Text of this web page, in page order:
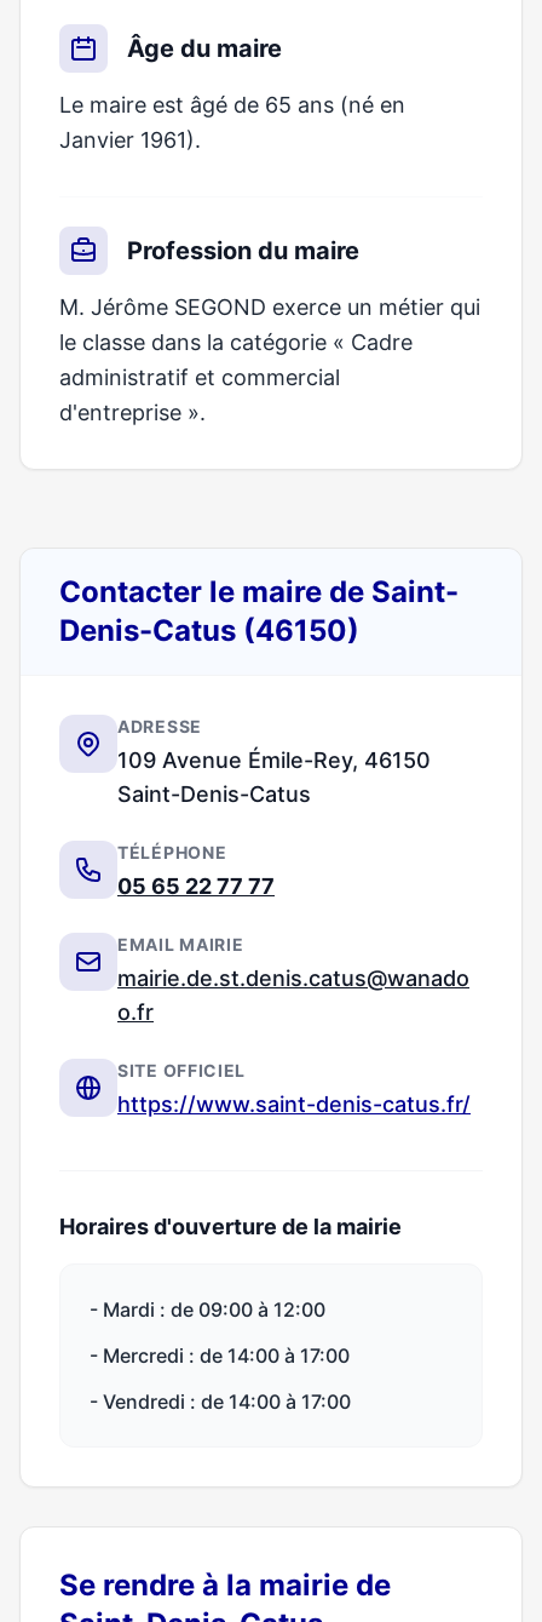
Âge du maire
Le maire est âgé de 65 ans (né en
Janvier 1961).
Profession du maire
M. Jérôme SEGOND exerce un métier qui
le classe dans la catégorie « Cadre
administratif et commercial
d'entreprise ».
Contacter le maire de Saint-
Denis-Catus (46150)
ADRESSE
109 Avenue Émile-Rey, 46150
Saint-Denis-Catus
TÉLÉPHONE
05 65 22 77 77
EMAIL MAIRIE
mairie.de.st.denis.catus@wanado
o.fr
SITE OFFICIEL
https://www.saint-denis-catus.fr/
Horaires d'ouverture de la mairie
- Mardi : de 09:00 à 12:00
- Mercredi : de 14:00 à 17:00
- Vendredi : de 14:00 à 17:00
Se rendre à la mairie de